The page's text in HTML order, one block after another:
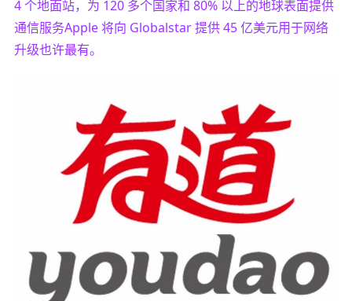
4 个地面站，为 120 多个国家和 80% 以上的地球表面提供
通信服务Apple 将向 Globalstar 提供 45 亿美元用于网络
升级也许最有。